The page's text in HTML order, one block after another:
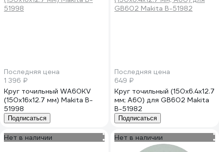
Последняя цена
1 396 ₽
Круг точильный WA60KV
(150х16х12.7 мм) Makita B-
51998
Подписаться
Последняя цена
649 ₽
Круг точильный (150х6.4х12.7
мм; A60) для GB602 Makita
B-51982
Подписаться
Нет в наличии Нет в наличии